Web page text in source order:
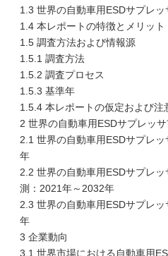
1.3 世界の自動車用ESDサプレ
1.4 本レポートの特徴とメリット
1.5 調査方法および情報源
1.5.1 調査方法
1.5.2 調査プロセス
1.5.3 基準年
1.5.4 本レポートの仮定および注
2 世界の自動車用ESDサプレッ
2.1 世界の自動車用ESDサプレ
年
2.2 世界の自動車用ESDサプレ
測：2021年～2032年
2.3 世界の自動車用ESDサプレ
年
3 企業動向
3.1 世界市場における自動車用